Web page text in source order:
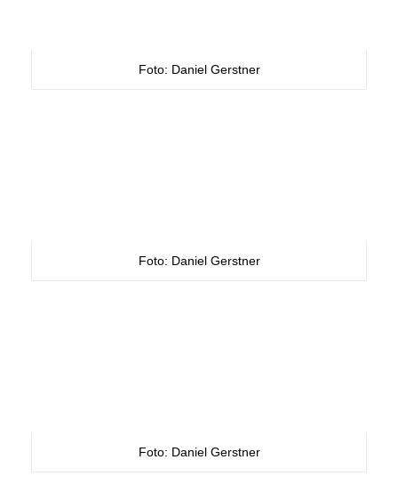
Foto: Daniel Gerstner
Foto: Daniel Gerstner
Foto: Daniel Gerstner